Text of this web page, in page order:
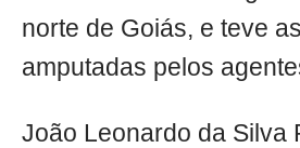
norte de Goiás, e teve
amputadas pelos
João Leonardo da Silva